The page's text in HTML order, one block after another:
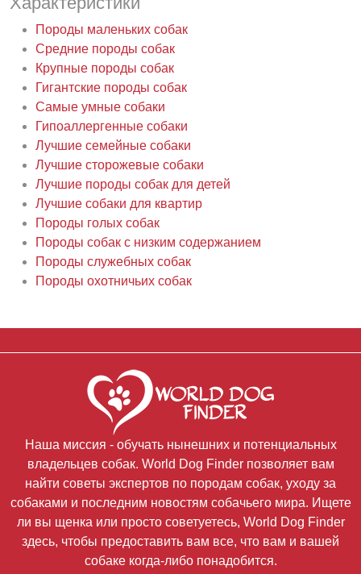
Породы маленьких собак
Средние породы собак
Крупные породы собак
Гигантские породы собак
Самые умные собаки
Гипоаллергенные собаки
Лучшие семейные собаки
Лучшие сторожевые собаки
Лучшие породы собак для детей
Лучшие собаки для квартир
Породы голых собак
Породы собак с низким содержанием
Породы служебных собак
Породы охотничьих собак
Наша миссия - обучать нынешних и потенциальных
владельцев собак. World Dog Finder позволяет вам
найти советы экспертов по породам собак, уходу за
собаками и последним новостям собачьего мира. Ищете
ли вы щенка или просто советуетесь, World Dog Finder
здесь, чтобы предоставить вам все, что вам и вашей
собаке когда-либо понадобится.